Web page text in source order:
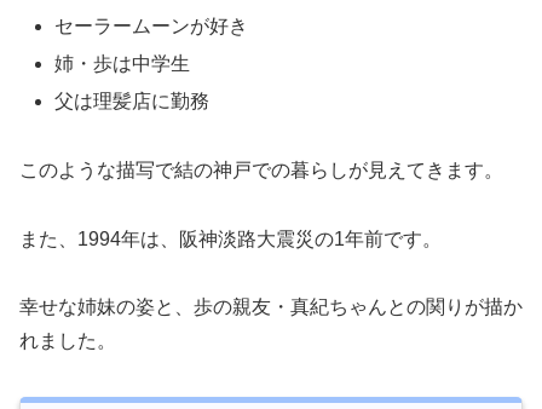
セーラームーンが好き
姉・歩は中学生
父は理髪店に勤務
このような描写で結の神戸での暮らしが見えてきます。
また、1994年は、阪神淡路大震災の1年前です。
幸せな姉妹の姿と、歩の親友・真紀ちゃんとの関りが描か
れました。